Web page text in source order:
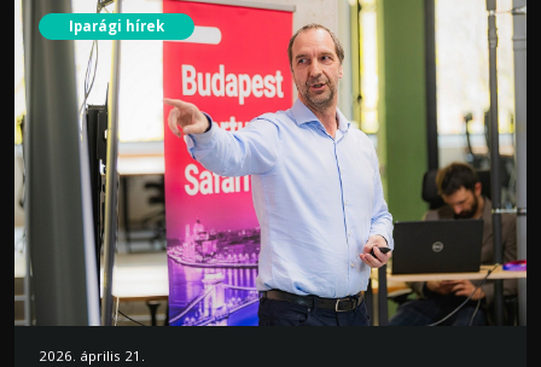
Iparági hírek
2026. április 21.